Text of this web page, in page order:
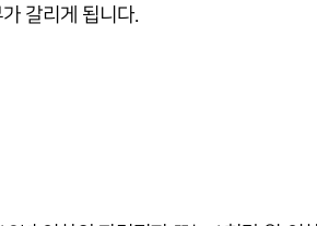
갈리게 됩니다.